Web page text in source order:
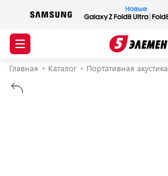
Главная Каталог Портативная акустика